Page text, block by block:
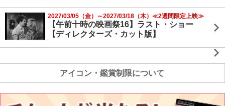
2027/03/05（金）～2027/03/18（木）≪2週間限定上映≫
【午前十時の映画祭16】ラスト・ショー
【ディレクターズ・カット版】
アイコン・鑑賞制限について